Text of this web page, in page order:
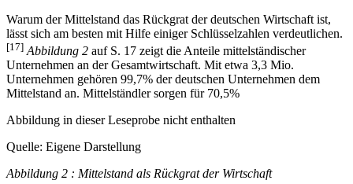
Warum der Mittelstand das Rückgrat der deutschen Wirtschaft ist,
lässt sich am besten mit Hilfe einiger Schlüsselzahlen verdeutlichen.
[17] Abbildung 2 auf S. 17 zeigt die Anteile mittelständischer
Unternehmen an der Gesamtwirtschaft. Mit etwa 3,3 Mio.
Unternehmen gehören 99,7% der deutschen Unternehmen dem
Mittelstand an. Mittelständler sorgen für 70,5%
Abbildung in dieser Leseprobe nicht enthalten
Quelle: Eigene Darstellung
Abbildung 2 : Mittelstand als Rückgrat der Wirtschaft